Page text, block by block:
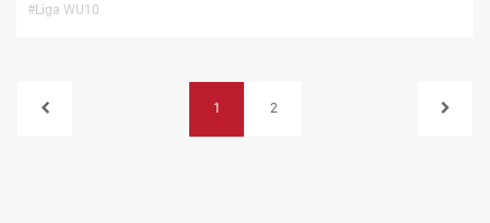
#Liga WU10
1 2